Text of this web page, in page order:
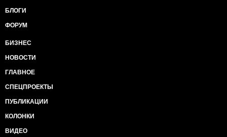
БЛОГИ
ФОРУМ
БИЗНЕС
НОВОСТИ
ГЛАВНОЕ
СПЕЦПРОЕКТЫ
ПУБЛИКАЦИИ
КОЛОНКИ
ВИДЕО